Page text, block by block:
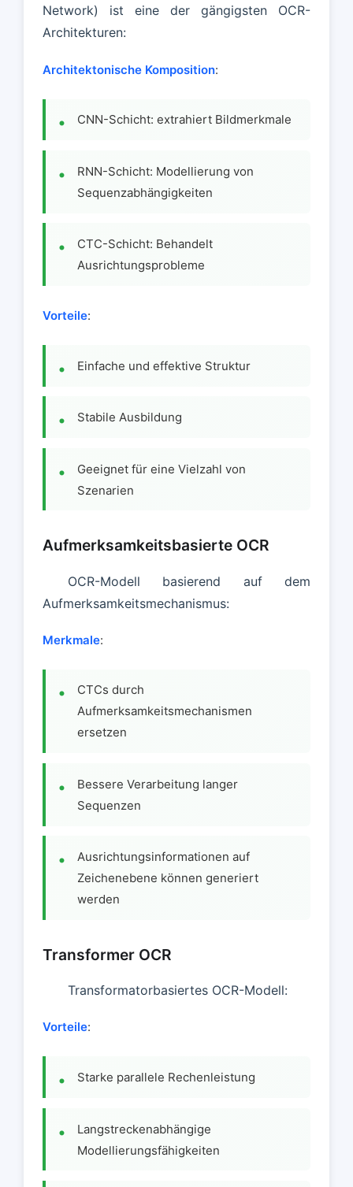
Network) ist eine der gängigsten OCR-
Architekturen:
Architektonische Komposition:
CNN-Schicht: extrahiert Bildmerkmale
RNN-Schicht: Modellierung von
Sequenzabhängigkeiten
CTC-Schicht: Behandelt
Ausrichtungsprobleme
Vorteile:
Einfache und effektive Struktur
Stabile Ausbildung
Geeignet für eine Vielzahl von
Szenarien
Aufmerksamkeitsbasierte OCR
OCR-Modell basierend auf dem
Aufmerksamkeitsmechanismus:
Merkmale:
CTCs durch
Aufmerksamkeitsmechanismen
ersetzen
Bessere Verarbeitung langer
Sequenzen
Ausrichtungsinformationen auf
Zeichenebene können generiert
werden
Transformer OCR
Transformatorbasiertes OCR-Modell:
Vorteile:
Starke parallele Rechenleistung
Langstreckenabhängige
Modellierungsfähigkeiten